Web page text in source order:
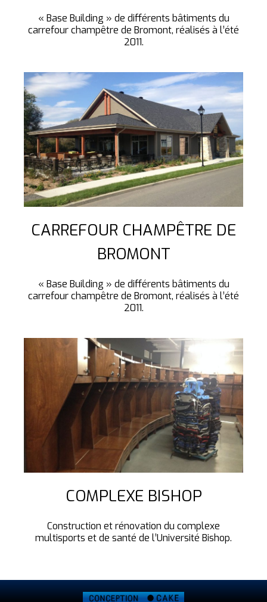
« Base Building » de différents bâtiments du
carrefour champêtre de Bromont, réalisés à l’été
2011.
CARREFOUR CHAMPÊTRE DE
BROMONT
« Base Building » de différents bâtiments du
carrefour champêtre de Bromont, réalisés à l’été
2011.
COMPLEXE BISHOP
Construction et rénovation du complexe
multisports et de santé de l’Université Bishop.